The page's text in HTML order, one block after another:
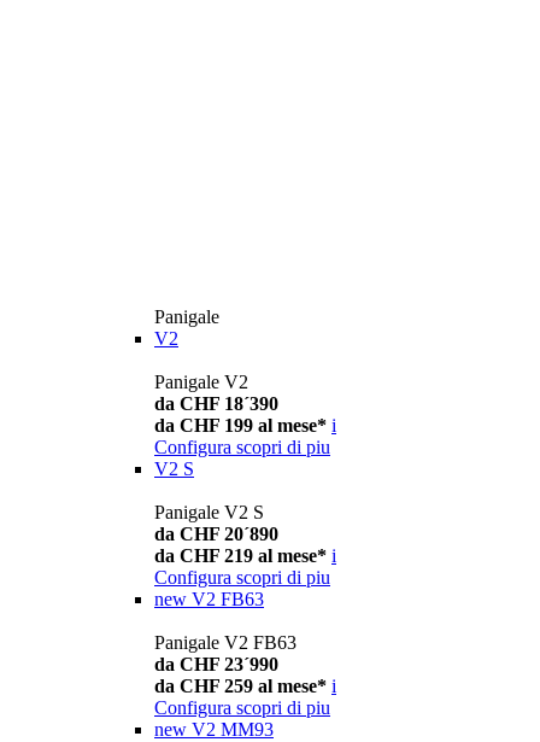
Panigale
V2
Panigale V2
da CHF 18´390
da CHF 199 al mese* i
Configura scopri di piu
V2 S
Panigale V2 S
da CHF 20´890
da CHF 219 al mese* i
Configura scopri di piu
new V2 FB63
Panigale V2 FB63
da CHF 23´990
da CHF 259 al mese* i
Configura scopri di piu
new V2 MM93